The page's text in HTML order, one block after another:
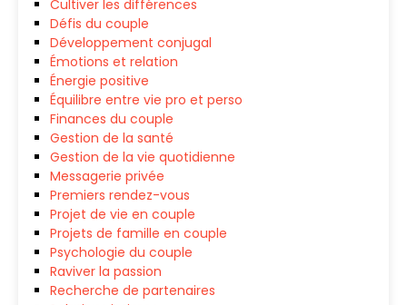
Cultiver les différences
Défis du couple
Développement conjugal
Émotions et relation
Énergie positive
Équilibre entre vie pro et perso
Finances du couple
Gestion de la santé
Gestion de la vie quotidienne
Messagerie privée
Premiers rendez-vous
Projet de vie en couple
Projets de famille en couple
Psychologie du couple
Raviver la passion
Recherche de partenaires